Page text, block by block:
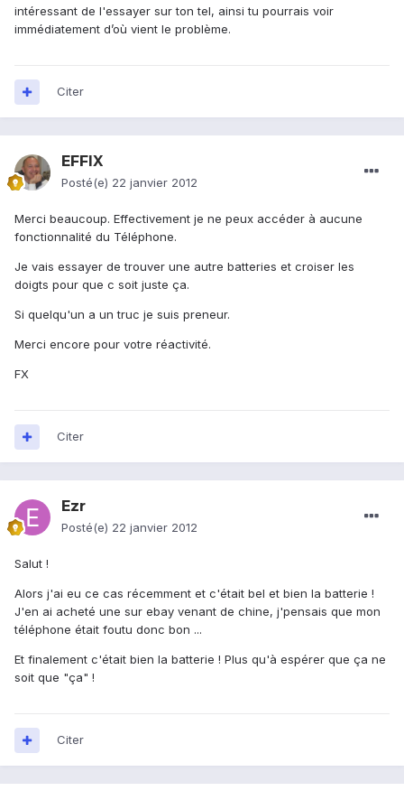
intéressant de l'essayer sur ton tel, ainsi tu pourrais voir
immédiatement d’où vient le problème.
Citer
EFFIX
Posté(e) 22 janvier 2012
Merci beaucoup. Effectivement je ne peux accéder à aucune
fonctionnalité du Téléphone.
Je vais essayer de trouver une autre batteries et croiser les
doigts pour que c soit juste ça.
Si quelqu'un a un truc je suis preneur.
Merci encore pour votre réactivité.
FX
Citer
Ezr
Posté(e) 22 janvier 2012
Salut !
Alors j'ai eu ce cas récemment et c'était bel et bien la batterie !
J'en ai acheté une sur ebay venant de chine, j'pensais que mon
téléphone était foutu donc bon ...
Et finalement c'était bien la batterie ! Plus qu'à espérer que ça ne
soit que "ça" !
Citer